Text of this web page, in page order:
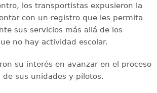
los transportistas expusieron la
con un registro que les permita
sus servicios más allá de los
no hay actividad escolar.
su interés en avanzar en el proceso
de sus unidades y pilotos.